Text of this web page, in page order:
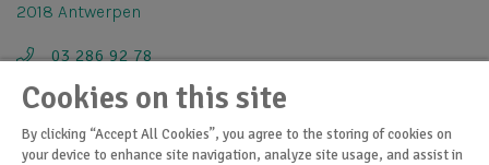
2018 Antwerpen
03 286 92 78
info@bioforum.be
Cookies on this site
By clicking “Accept All Cookies”, you agree to the storing of cookies on
your device to enhance site navigation, analyze site usage, and assist in